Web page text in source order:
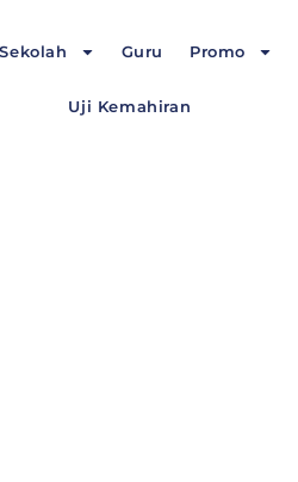
Sekolah Guru Promo
Uji Kemahiran